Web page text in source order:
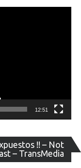
12:51
!! – Not
– TransMedia
de